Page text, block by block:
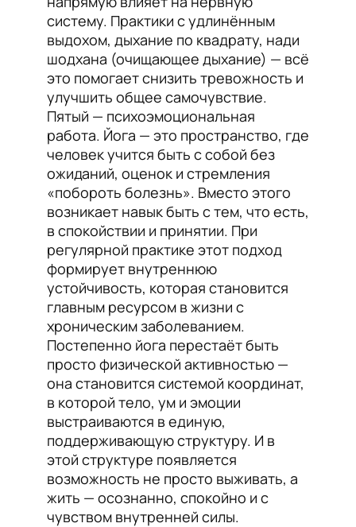
систему. Практики с удлинённым
выдохом, дыхание по квадрату, нади
шодхана (очищающее дыхание) — всё
это помогает снизить тревожность и
улучшить общее самочувствие.
Пятый — психоэмоциональная
работа. Йога — это пространство, где
человек учится быть с собой без
ожиданий, оценок и стремления
«побороть болезнь». Вместо этого
возникает навык быть с тем, что есть,
в спокойствии и принятии. При
регулярной практике этот подход
формирует внутреннюю
устойчивость, которая становится
главным ресурсом в жизни с
хроническим заболеванием.
Постепенно йога перестаёт быть
просто физической активностью —
она становится системой координат,
в которой тело, ум и эмоции
выстраиваются в единую,
поддерживающую структуру. И в
этой структуре появляется
возможность не просто выживать, а
жить — осознанно, спокойно и с
чувством внутренней силы.